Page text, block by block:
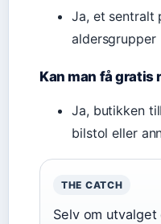
Ja, et sentralt
aldersgrupper
Kan man få gratis
Ja, butikken
bilstol eller
THE CATCH
Selv om